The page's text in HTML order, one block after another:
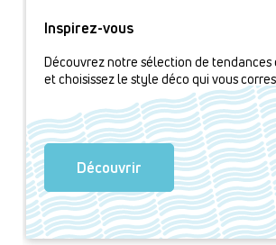
Inspirez-vous
Découvrez notre sélection de
et choisissez le style déco qui vous
Découvrir